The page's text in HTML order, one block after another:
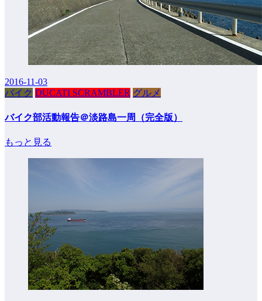
2016-11-03
バイク DUCATI SCRAMBLER グルメ
バイク部活動報告＠淡路島一周（完全版）
もっと見る